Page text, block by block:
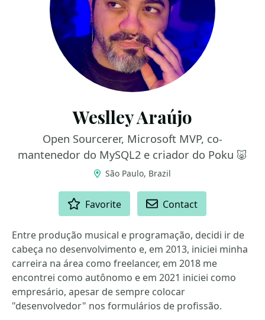
Weslley Araújo
Open Sourcerer, Microsoft MVP, co-
mantenedor do MySQL2 e criador do Poku 🐷
São Paulo, Brazil
Favorite Contact
Entre produção musical e programação, decidi ir de
cabeça no desenvolvimento e, em 2013, iniciei minha
carreira na área como freelancer, em 2018 me
encontrei como autônomo e em 2021 iniciei como
empresário, apesar de sempre colocar
"desenvolvedor" nos formulários de profissão.